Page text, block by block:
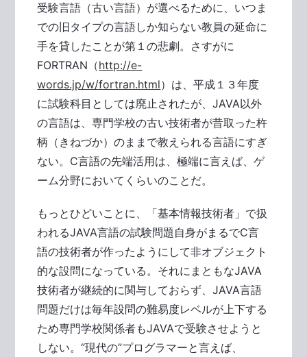
受験言語（古い言語）が選べるために、いつま
での旧タイプの言語しか知らない教員の延命に
手を貸したことが第１の悲劇。さすがに
FORTRAN（http://e-
words.jp/w/fortran.html）は、平成１３年度
に試験科目としては廃止されたが、JAVA以外
の言語は、専門学校の古い技術者が昔取った杵
柄（きねづか）のままで教えられる言語にすぎ
ない。C言語の先端活用は、極端に言えば、ゲ
ーム分野においてくらいのことだ。
もっとひどいことに、「基本情報技術者」で扱
われるJAVA言語の試験問題自身がまるでC言
語の技術者が作ったようにして非オブジェクト
的な設問になっている。それにまともなJAVA
技術者が継続的に関与しておらず、JAVA言語
問題だけは毎年設問の難易度レベルが上下する
ため専門学校関係者もJAVAで受験させようと
しない。“現代の”プログラマーと言えば、